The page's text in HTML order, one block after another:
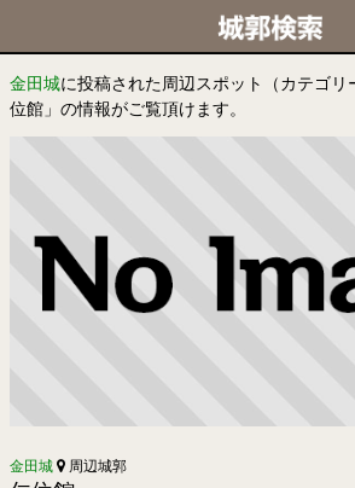
金田城に投稿された周辺スポット（カテゴリ
位館」の情報がご覧頂けます。
金田城 周辺城郭